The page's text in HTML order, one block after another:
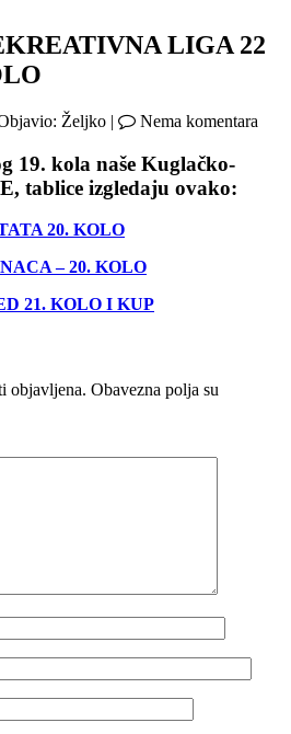
LIGA 22
Željko | Nema komentara
19. kola naše Kuglačko-
tablice izgledaju ovako:
20. KOLO
– 20. KOLO
21. KOLO I KUP
objavljena. Obavezna polja su